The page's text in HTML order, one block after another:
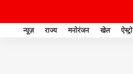
न्यूज़ राज्य मनोरंजन खेल ऐस्ट्रो